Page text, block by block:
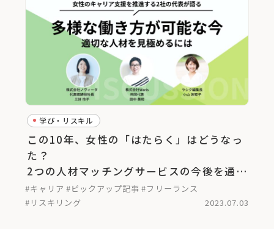
学び・リスキル
この10年、女性の「はたらく」はどうなっ
た？
2つの人材マッチングサービスの今後を通し
て考える＜後編＞
#キャリア #ピックアップ記事 #フリーランス
#リスキリング
2023.07.03